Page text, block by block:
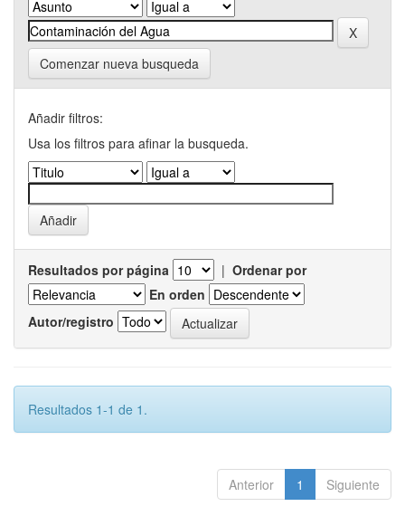
Comenzar nueva busqueda
Añadir filtros:
Usa los filtros para afinar la busqueda.
Resultados por página | Ordenar por
En orden
Autor/registro
Resultados 1-1 de 1.
Anterior 1 Siguiente